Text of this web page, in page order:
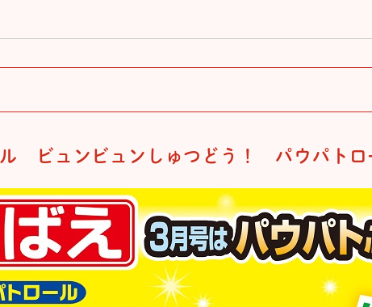
ル ビュンビュンしゅつどう！ パウパトロ